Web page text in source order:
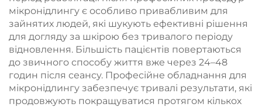
мікронідлингу є особливо привабливим для
зайнятих людей, які шукують ефективні рішення
для догляду за шкірою без тривалого періоду
відновлення. Більшість пацієнтів повертаються
до звичного способу життя вже через 24–48
годин після сеансу. Професійне обладнання для
мікронідлингу забезпечує тривалі результати, які
продовжують покращуватися протягом кількох